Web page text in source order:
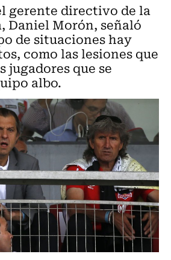
gerente directivo de la
Daniel Morón, señaló
de situaciones hay
como las lesiones que
jugadores que se
albo.